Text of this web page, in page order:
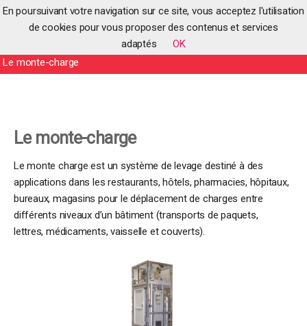
Produits pédagogiques
Le monte-charge
Le monte-charge
Le monte charge est un système de levage destiné à des
applications dans les restaurants, hôtels, pharmacies, hôpitaux,
bureaux, magasins pour le déplacement de charges entre
différents niveaux d’un bâtiment (transports de paquets,
lettres, médicaments, vaisselle et couverts).
En poursuivant votre navigation sur ce site, vous acceptez l'utilisation
de cookies pour vous proposer des contenus et services
adaptés
OK